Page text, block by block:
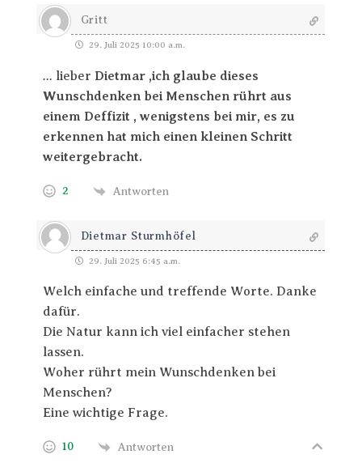
Gritt
29. Juli 2025 10:00 a.m.
… lieber Dietmar ,ich glaube dieses
Wunschdenken bei Menschen rührt aus
einem Deffizit , wenigstens bei mir, es zu
erkennen hat mich einen kleinen Schritt
weitergebracht.
2 Antworten
Dietmar Sturmhöfel
29. Juli 2025 6:45 a.m.
Welch einfache und treffende Worte. Danke
dafür.
Die Natur kann ich viel einfacher stehen
lassen.
Woher rührt mein Wunschdenken bei
Menschen?
Eine wichtige Frage.
10 Antworten